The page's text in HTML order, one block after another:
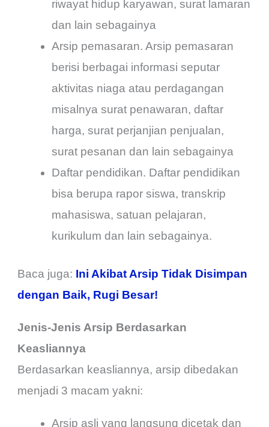
riwayat hidup karyawan, surat lamaran
dan lain sebagainya
Arsip pemasaran. Arsip pemasaran
berisi berbagai informasi seputar
aktivitas niaga atau perdagangan
misalnya surat penawaran, daftar
harga, surat perjanjian penjualan,
surat pesanan dan lain sebagainya
Daftar pendidikan. Daftar pendidikan
bisa berupa rapor siswa, transkrip
mahasiswa, satuan pelajaran,
kurikulum dan lain sebagainya.
Baca juga: Ini Akibat Arsip Tidak Disimpan
dengan Baik, Rugi Besar!
Jenis-Jenis Arsip Berdasarkan
Keasliannya
Berdasarkan keasliannya, arsip dibedakan
menjadi 3 macam yakni:
Arsip asli yang langsung dicetak dan